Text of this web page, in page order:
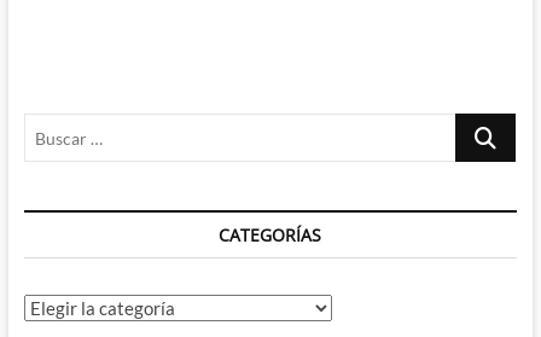
Buscar
CATEGORÍAS
Categorías